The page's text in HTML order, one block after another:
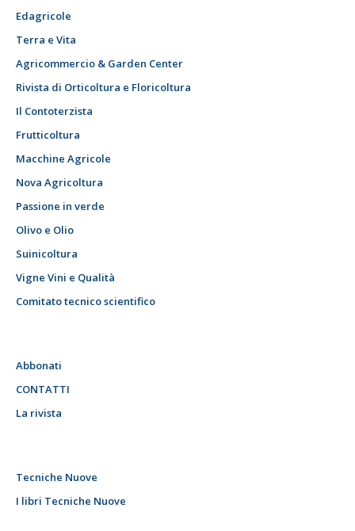
Edagricole
Terra e Vita
Agricommercio & Garden Center
Rivista di Orticoltura e Floricoltura
Il Contoterzista
Frutticoltura
Macchine Agricole
Nova Agricoltura
Passione in verde
Olivo e Olio
Suinicoltura
Vigne Vini e Qualità
Comitato tecnico scientifico
Abbonati
CONTATTI
La rivista
Tecniche Nuove
I libri Tecniche Nuove